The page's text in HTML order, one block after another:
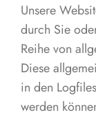
Unsere
durch Sie
Reihe von
Diese
in den
werden